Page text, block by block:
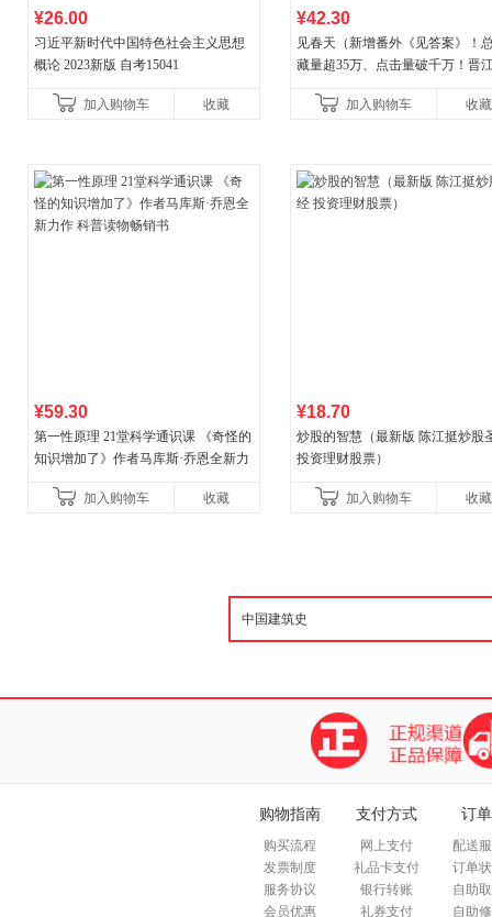
¥26.00
习近平新时代中国特色社会主义思想
概论 2023新版 自考15041
加入购物车 收藏
¥42.30
见春天（新增番外《见答案》！
藏量超35万、点击量破千万！晋
加入购物车
收藏
¥59.30
第一性原理 21堂科学通识课 《奇怪的
知识增加了》作者马库斯·乔恩全新力
加入购物车
收藏
¥18.70
炒股的智慧（最新版 陈江挺炒股
投资理财股票）
加入购物车 收藏
购物指南
购买流程
发票制度
服务协议
会员优惠
支付方式
网上支付
礼品卡支付
银行转账
礼券支付
订
配送
订单
自助
自助